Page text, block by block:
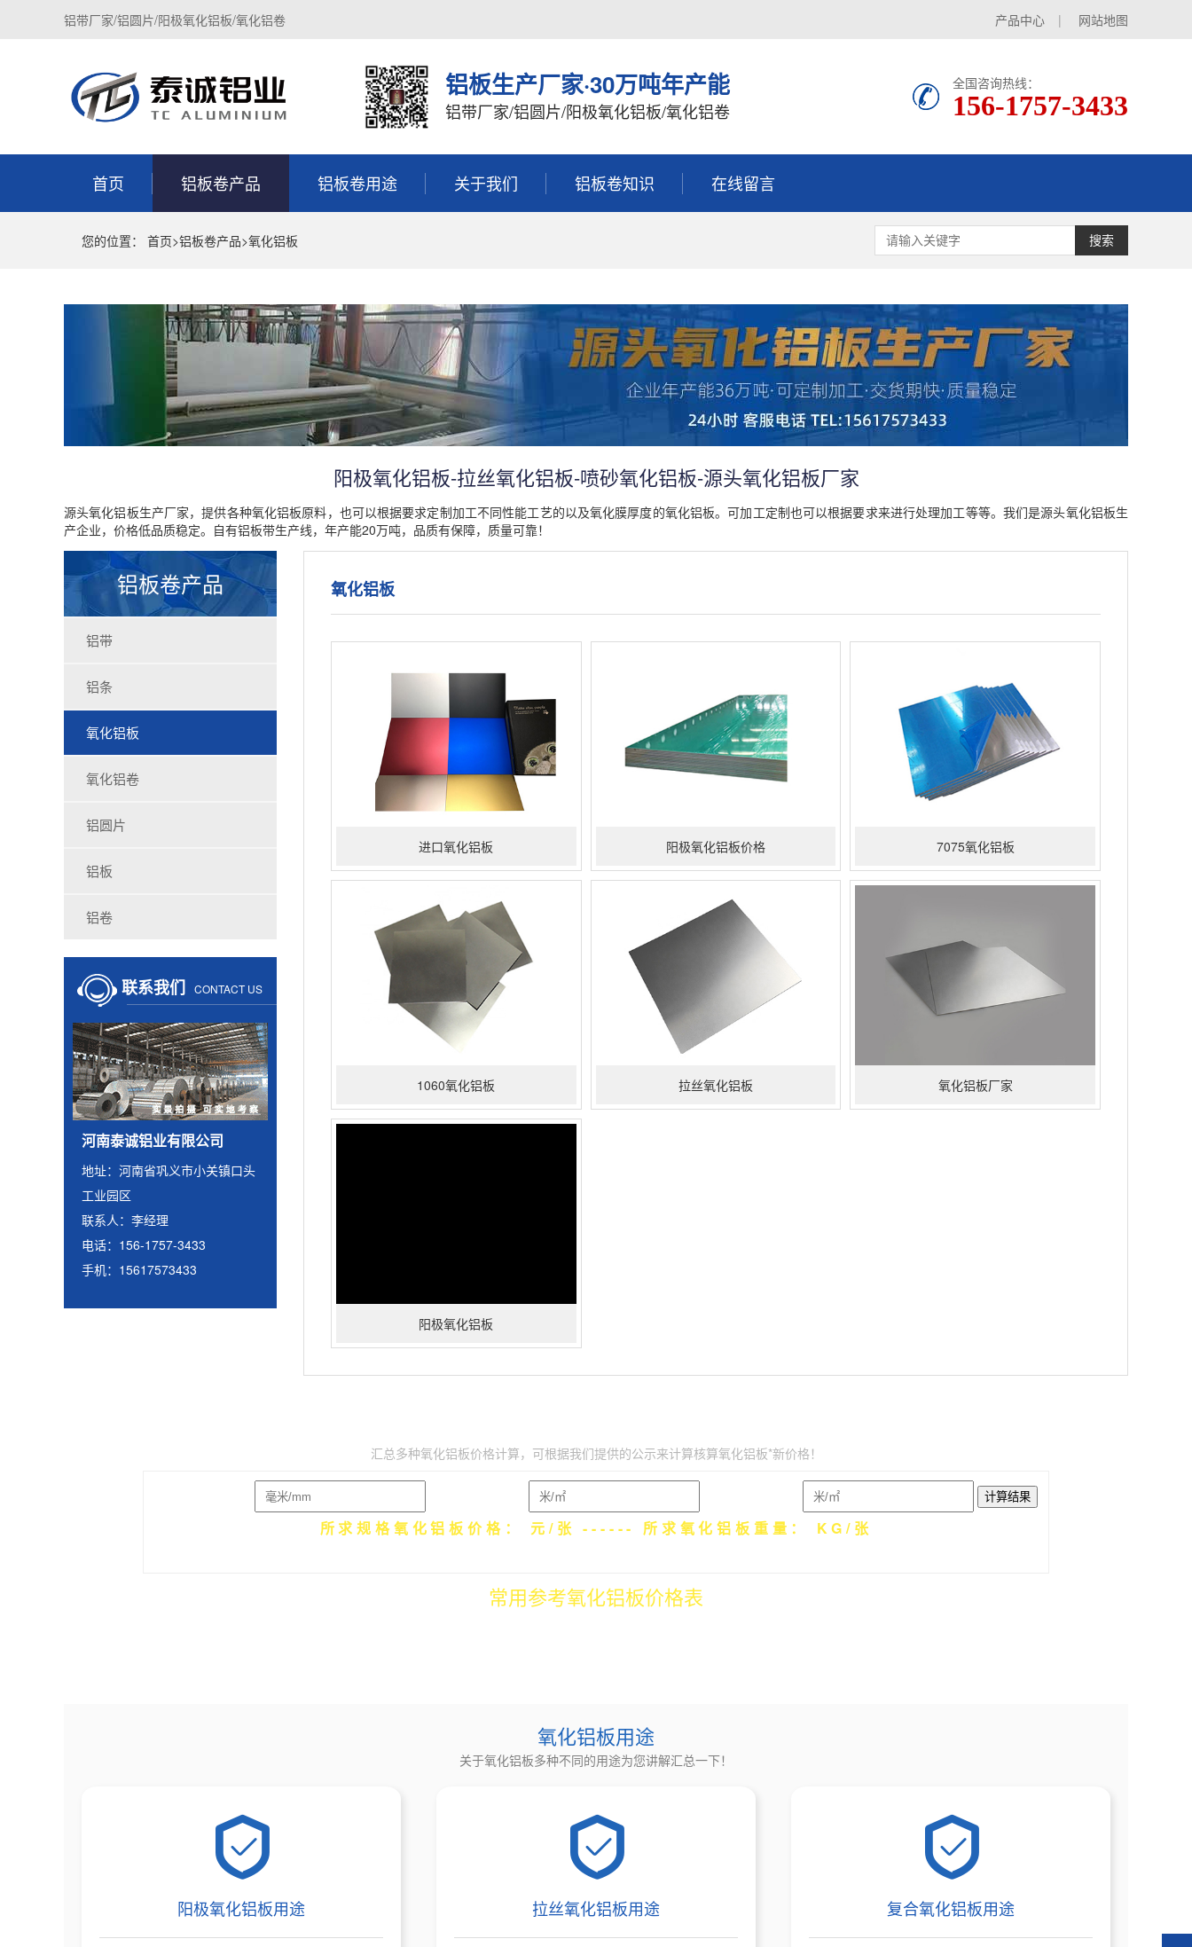
产品中心 | 网站地图
铝带厂家/铝圆片/阳极氧化铝板/氧化铝卷
铝板生产厂家·30万吨年产能
铝带厂家/铝圆片/阳极氧化铝板/氧化铝卷
全国咨询热线：
156-1757-3433
首页 铝板卷产品 铝板卷用途 关于我们 铝板卷知识 在线留言
搜索
您的位置： 首页>铝板卷产品>氧化铝板
阳极氧化铝板-拉丝氧化铝板-喷砂氧化铝板-源头氧化铝板厂家
源头氧化铝板生产厂家，提供各种氧化铝板原料，也可以根据要求定制加工不同性能工艺的以及氧化膜厚度的氧化铝板。可加工定制也可以根据要求来进行处理加工等等。我们是源头氧化铝板生
产企业，价格低品质稳定。自有铝板带生产线，年产能20万吨，品质有保障，质量可靠！
铝板卷产品
铝带
铝条
氧化铝板
氧化铝卷
铝圆片
铝板
铝卷
联系我们 CONTACT US
河南泰诚铝业有限公司
地址：河南省巩义市小关镇口头
工业园区
联系人：李经理
电话：156-1757-3433
手机：15617573433
氧化铝板
进口氧化铝板 阳极氧化铝板价格 7075氧化铝板
1060氧化铝板 拉丝氧化铝板 氧化铝板厂家
阳极氧化铝板
汇总多种氧化铝板价格计算，可根据我们提供的公示来计算核算氧化铝板*新价格！
计算结果
所求规格氧化铝板价格： 元/张 ------ 所求氧化铝板重量： KG/张
常用参考氧化铝板价格表
氧化铝板用途
关于氧化铝板多种不同的用途为您讲解汇总一下！
阳极氧化铝板用途 拉丝氧化铝板用途 复合氧化铝板用途